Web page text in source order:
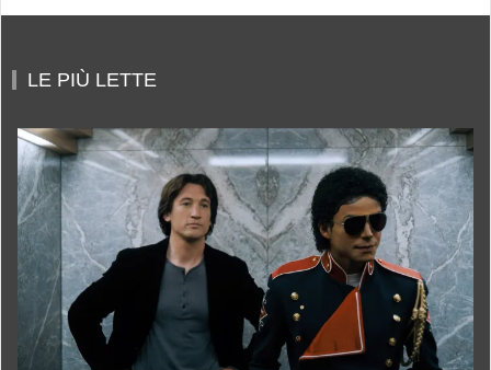
LE PIÙ LETTE